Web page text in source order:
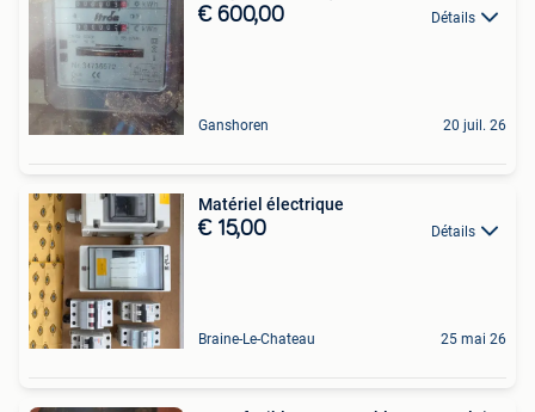
€ 600,00 Détails
Ganshoren 20 juil. 26
Matériel électrique
€ 15,00 Détails
Braine-Le-Chateau 25 mai 26